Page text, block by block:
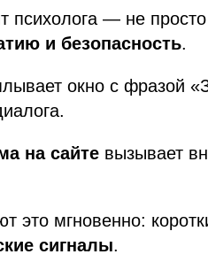
психолога — не
и безопасность.
окно с фразой
на сайте вызывает
это мгновенно:
сигналы.